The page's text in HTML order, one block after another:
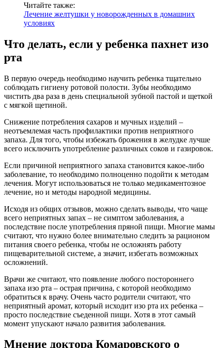
Читайте также:
Лечение желтушки у новорожденных в домашних
условиях
Что делать, если у ребенка пахнет изо
рта
В первую очередь необходимо научить ребенка тщательно
соблюдать гигиену ротовой полости. Зубы необходимо
чистить два раза в день специальной зубной пастой и щеткой
с мягкой щетиной.
Снижение потребления сахаров и мучных изделий –
неотъемлемая часть профилактики против неприятного
запаха. Для того, чтобы избежать брожения в желудке лучше
всего исключить употребление различных соков и газировок.
Если причиной неприятного запаха становится какое-либо
заболевание, то необходимо полноценно подойти к методам
лечения. Могут использоваться не только медикаментозное
лечение, но и методы народной медицины.
Исходя из общих отзывов, можно сделать выводы, что чаще
всего неприятных запах – не симптом заболевания, а
последствие после употребления пряной пищи. Многие мамы
считают, что нужно более внимательно следить за рационом
питания своего ребенка, чтобы не осложнять работу
пищеварительной системе, а значит, избегать возможных
осложнений.
Врачи же считают, что появление любого постороннего
запаха изо рта – острая причина, с которой необходимо
обратиться к врачу. Очень часто родители считают, что
неприятный аромат, который исходит изо рта их ребенка –
просто последствие съеденной пищи. Хотя в этот самый
момент упускают начало развития заболевания.
Мнение доктора Комаровского о